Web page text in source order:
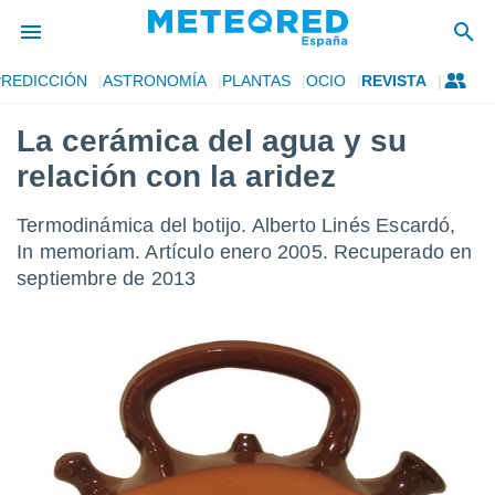
de
por
la
calidad.
a este
basada
ASTRONOMÍA PLANTAS OCIO REVISTA
La cerámica del agua y su
relación con la aridez
Termodinámica del botijo. Alberto Linés Escardó,
In memoriam. Artículo enero 2005. Recuperado en
septiembre de 2013